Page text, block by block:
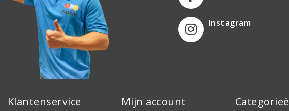
Instagram
Klantenservice Mijn account